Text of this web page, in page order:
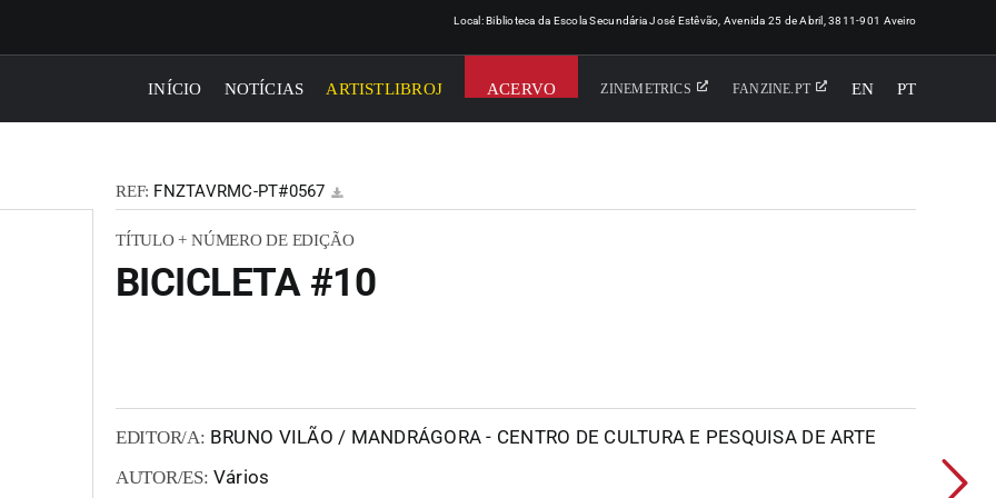
Local: Biblioteca da Escola Secundária José Estêvão, Avenida 25 de Abril, 3811-901 Aveiro
INÍCIO NOTÍCIAS ARTISTLIBROJ ACERVO ZINEMETRICS FANZINE.PT EN PT
REF: FNZTAVRMC-PT#0567
TÍTULO + NÚMERO DE EDIÇÃO
BICICLETA #10
EDITOR/A: BRUNO VILÃO / MANDRÁGORA - CENTRO DE CULTURA E PESQUISA DE ARTE
AUTOR/ES: Vários